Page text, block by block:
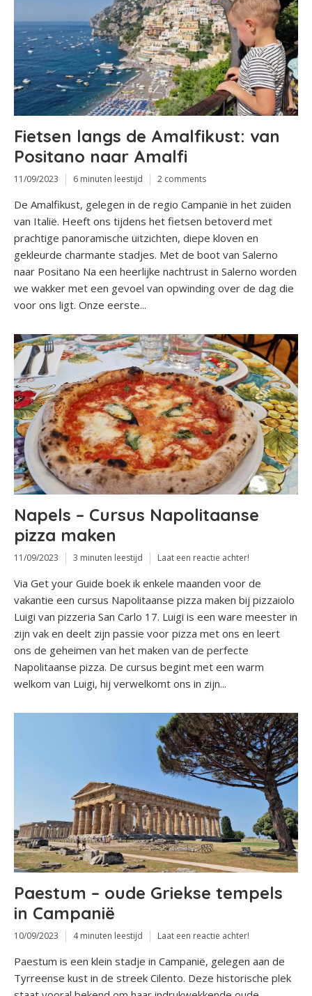
Fietsen langs de Amalfikust: van
Positano naar Amalfi
11/09/2023 6 minuten leestijd 2 comments
De Amalfikust, gelegen in de regio Campanië in het zuiden
van Italië. Heeft ons tijdens het fietsen betoverd met
prachtige panoramische uitzichten, diepe kloven en
gekleurde charmante stadjes. Met de boot van Salerno
naar Positano Na een heerlijke nachtrust in Salerno worden
we wakker met een gevoel van opwinding over de dag die
voor ons ligt. Onze eerste...
Napels – Cursus Napolitaanse
pizza maken
11/09/2023 3 minuten leestijd Laat een reactie achter!
Via Get your Guide boek ik enkele maanden voor de
vakantie een cursus Napolitaanse pizza maken bij pizzaiolo
Luigi van pizzeria San Carlo 17. Luigi is een ware meester in
zijn vak en deelt zijn passie voor pizza met ons en leert
ons de geheimen van het maken van de perfecte
Napolitaanse pizza. De cursus begint met een warm
welkom van Luigi, hij verwelkomt ons in zijn...
Paestum – oude Griekse tempels
in Campanië
10/09/2023 4 minuten leestijd Laat een reactie achter!
Paestum is een klein stadje in Campanië, gelegen aan de
Tyrreense kust in de streek Cilento. Deze historische plek